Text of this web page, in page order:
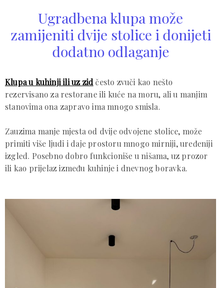
Ugradbena klupa može
zamijeniti dvije stolice i donijeti
dodatno odlaganje
Klupa u kuhinji ili uz zid često zvuči kao nešto
rezervisano za restorane ili kuće na moru, ali u manjim
stanovima ona zapravo ima mnogo smisla.
Zauzima manje mjesta od dvije odvojene stolice, može
primiti više ljudi i daje prostoru mnogo mirniji, uređeniji
izgled. Posebno dobro funkcioniše u nišama, uz prozor
ili kao prijelaz između kuhinje i dnevnog boravka.